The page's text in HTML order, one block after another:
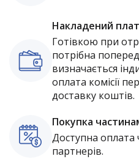
Накладений
Готівкою при
потрібна
визначається
оплата комісії
доставку коштів.
Покупка
Доступна оплата
партнерів.